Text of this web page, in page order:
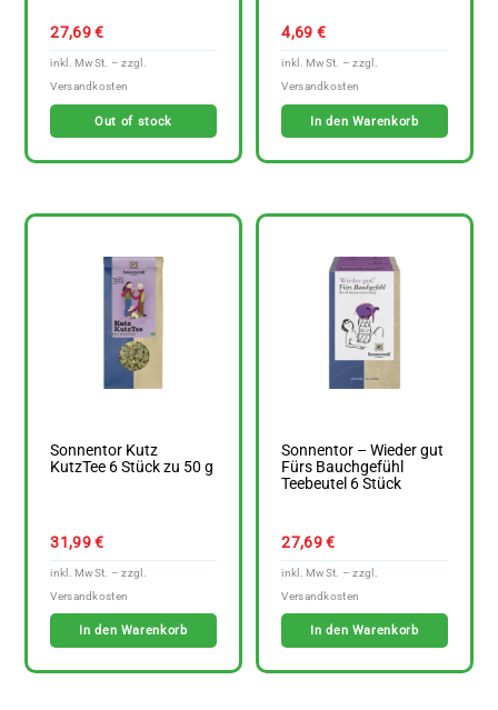
27,69€
Out of stock
4,69 €
In den Warenkorb
Sonnentor Kutz
KutzTee 6 Stück zu 50 g
31,99€
In den Warenkorb
Sonnentor – Wieder gut
Fürs Bauchgefühl
Teebeutel 6 Stück
27,69€
In den Warenkorb